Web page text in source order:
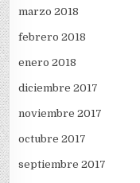
marzo 2018
febrero 2018
enero 2018
diciembre 2017
noviembre 2017
octubre 2017
septiembre 2017